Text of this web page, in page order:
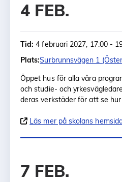
4 FEB.
Tid: 4 februari 2027, 17:00 -
Plats:Surbrunnsvägen 1
Öppet hus för alla våra
och studie- och
deras verkstäder för att se
Läs mer på skolans
7 FEB.